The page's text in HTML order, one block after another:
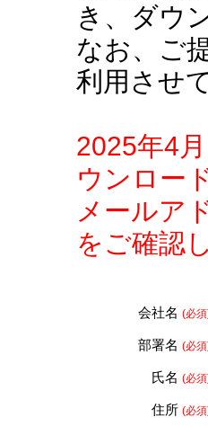
き、ダウ
なお、ご
利用させ
2025年4
ウンロー
メールア
をご確認
会社名 (必
部署名 (必
氏名 (必
住所 (必